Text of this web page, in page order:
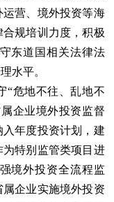
营、境外投资等海
规培训力度，积极
东道国相关法律法
水平。
危地不往、乱地不
企业境外投资监督
年度投资计划，建
特别监管类项目进
境外投资全流程监
企业实施境外投资